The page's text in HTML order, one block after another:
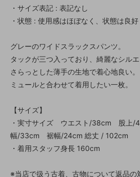
・サイズ表記 : 表記なし
・状態 : 使用感はほぼなく、状態は良好
グレーのワイドスラックスパンツ。
タックが三つ入っており、綺麗なシル
さらっとした薄手の生地で着心地良い。
ミュールと合わせて着用したい一枚。
【サイズ】
・実寸サイズ ウエスト/38cm 股上/
幅/33cm 裾幅/24cm 総丈 / 102cm
・着用スタッフ身長 160cm
※当店で扱う古着、古物について返品の